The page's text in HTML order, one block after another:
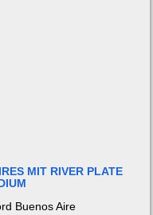
MIT RIVER PLATE
Buenos Aire